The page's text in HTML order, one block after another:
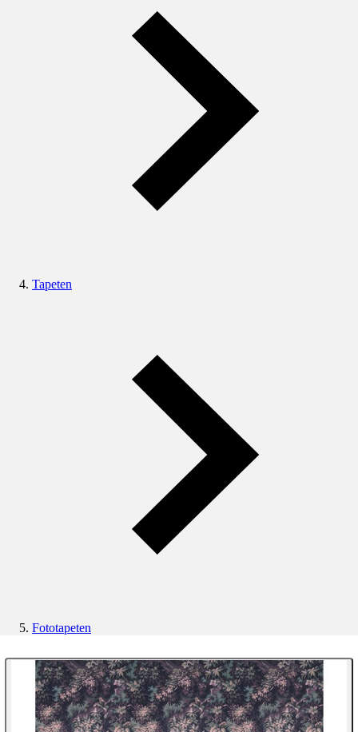
Tapeten
Fototapeten